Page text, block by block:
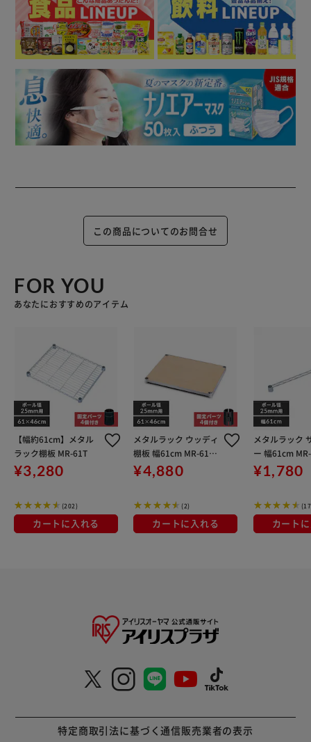
この商品についてのお問合せ
FOR YOU
あなたにおすすめのアイテム
【幅約61cm】メタル
ラック棚板 MR-61T
¥3,280
(202)
カートに入れる
メタルラック ウッディ
棚板 幅61cm MR-61T
WM ナチュラル (ポー
ル直径25mm)
¥4,880
(2)
カートに入れる
メタルラック
ー 幅61cm
ール直径
¥1,780
カート
特定商取引法に基づく通信販売業者の表示